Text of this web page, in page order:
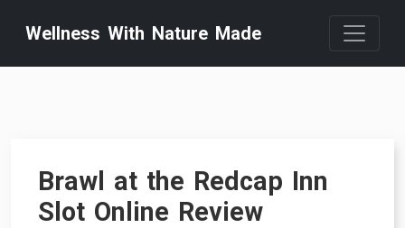
content
Wellness With Nature Made
Brawl at the Redcap Inn
Slot Online Review